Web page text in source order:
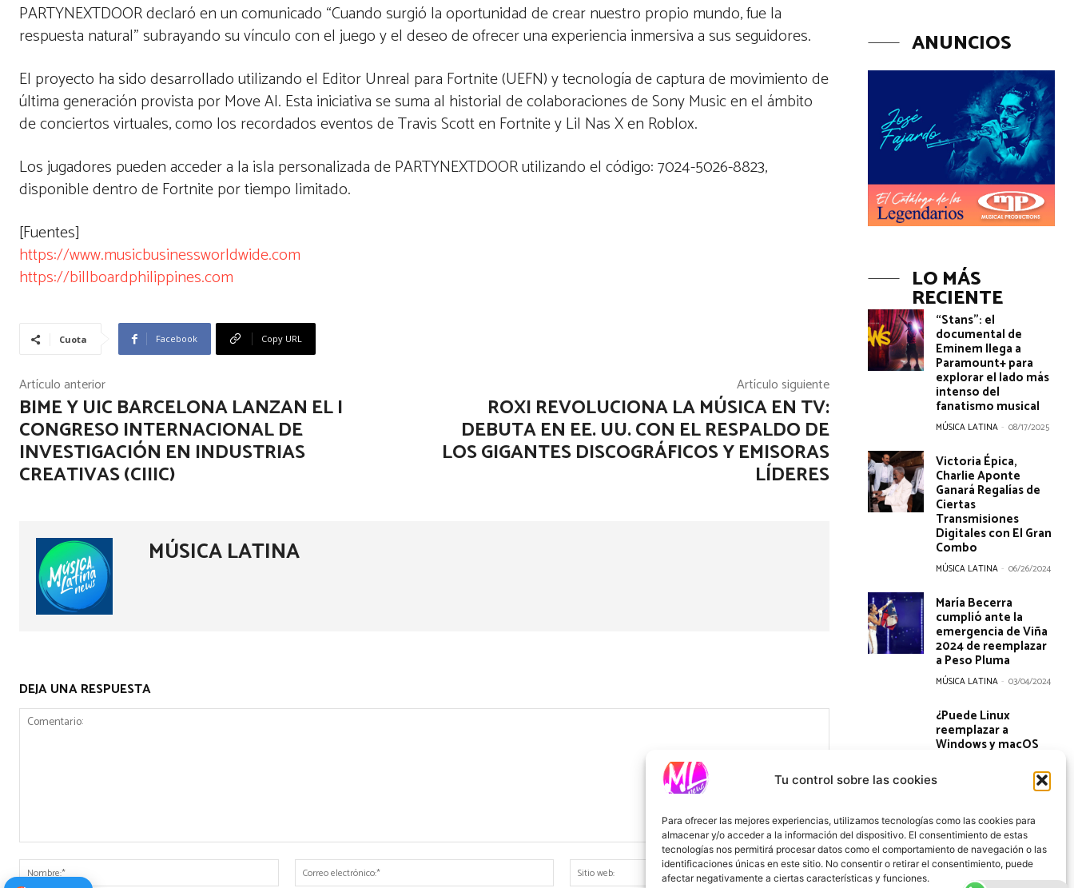
Tu control sobre las cookies
Para ofrecer las mejores experiencias, utilizamos tecnologías como las cookies para
almacenar y/o acceder a la información del dispositivo. El consentimiento de estas
tecnologías nos permitirá procesar datos como el comportamiento de navegación o las
identificaciones únicas en este sitio. No consentir o retirar el consentimiento, puede
afectar negativamente a ciertas características y funciones.
PARTYNEXTDOOR declaró en un comunicado “Cuando surgió la oportunidad de crear nuestro propio mundo, fue la
respuesta natural” subrayando su vínculo con el juego y el deseo de ofrecer una experiencia inmersiva a sus seguidores.
El proyecto ha sido desarrollado utilizando el Editor Unreal para Fortnite (UEFN) y tecnología de captura de movimiento de
última generación provista por Move AI. Esta iniciativa se suma al historial de colaboraciones de Sony Music en el ámbito
de conciertos virtuales, como los recordados eventos de Travis Scott en Fortnite y Lil Nas X en Roblox.
Los jugadores pueden acceder a la isla personalizada de PARTYNEXTDOOR utilizando el código: 7024-5026-8823,
disponible dentro de Fortnite por tiempo limitado.
[Fuentes]
https://www.musicbusinessworldwide.com
https://billboardphilippines.com
Cuota Facebook Copy URL
Artículo anterior
BIME Y UIC BARCELONA LANZAN EL I
CONGRESO INTERNACIONAL DE
INVESTIGACIÓN EN INDUSTRIAS
CREATIVAS (CIIIC)
Artículo siguiente
ROXI REVOLUCIONA LA MÚSICA EN TV:
DEBUTA EN EE. UU. CON EL RESPALDO DE
LOS GIGANTES DISCOGRÁFICOS Y EMISORAS
LÍDERES
MÚSICA LATINA
DEJA UNA RESPUESTA
Nombre:*
Correo
electrónico:*
Sitio
web:
ANUNCIOS
LO MÁS
RECIENTE
“Stans”: el
documental de
Eminem llega a
Paramount+ para
explorar el lado más
intenso del
fanatismo musical
MÚSICA LATINA - 08/17/2025
Victoria Épica,
Charlie Aponte
Ganará Regalías de
Ciertas
Transmisiones
Digitales con El Gran
Combo
MÚSICA LATINA - 06/26/2024
María Becerra
cumplió ante la
emergencia de Viña
2024 de reemplazar
a Peso Pluma
MÚSICA LATINA - 03/04/2024
¿Puede Linux
reemplazar a
Windows y macOS
musical?
06/05/2025
Bad Bunny honra sus
raíces boricuas en el
video de ‘La
Mudanza’